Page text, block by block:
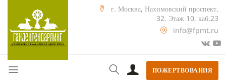
г. Москва, Нахимовский проспект,
32. Этаж 10, каб.23
info@fpmt.ru
ПОЖЕРТВОВАНИЯ